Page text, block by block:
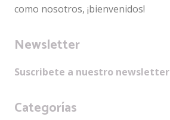
como nosotros, ¡bienvenidos!
Newsletter
Suscribete a nuestro newsletter
Categorías